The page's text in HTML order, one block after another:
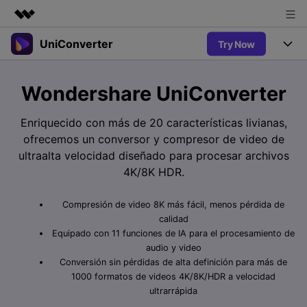
Productos destacados
Utilidades
Soluciones
Sala de prensa
UniConverter Try Now
UniConverter para Windows
UniConverter para Mac
AniSmall-Compresor de Video
AniSmall para Desktop
Convertir de Voz a Texto
Convertir con precisión de voz a
texto para audio y video.
Nuevo
Convertidor de Video
Disfruta de funciones de
conversión potentes e
inteligentes.
Soluciones
Donde hay deporte, está
Ofertas Educativas
Los usuarios educativos disfrutan
de hasta un 60% de DTO.
Popular
¿Cómo utilizar Wondershare UniConverter? Aprenda la guía
Toda la información que necesita para utilizar UniConverter.
COMPRAR Sign In
Wondershare UniConverter
Enriquecido con más de 20 características livianas,
ofrecemos un conversor y compresor de video de
ultraalta velocidad diseñado para procesar archivos
4K/8K HDR.
Compresión de video 8K más fácil, menos pérdida de
calidad
Equipado con 11 funciones de IA para el procesamiento de
audio y video
Conversión sin pérdidas de alta definición para más de
1000 formatos de videos 4K/8K/HDR a velocidad
ultrarrápida